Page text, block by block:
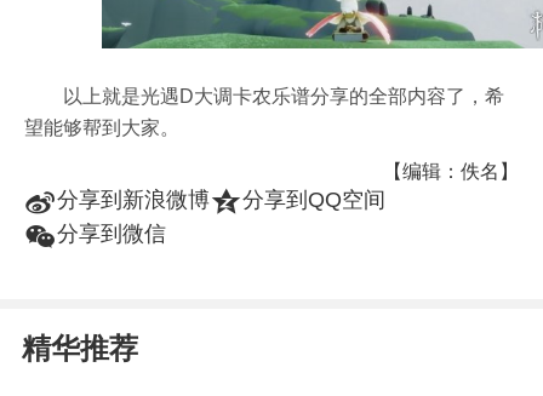
以上就是光遇D大调卡农乐谱分享的全部内容了，希
望能够帮到大家。
【编辑：佚名】
t分享到新浪微博z分享到QQ空间
w分享到微信
精华推荐